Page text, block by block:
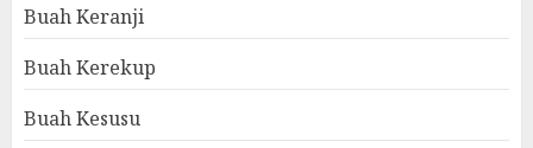
Buah Keranji
Buah Kerekup
Buah Kesusu